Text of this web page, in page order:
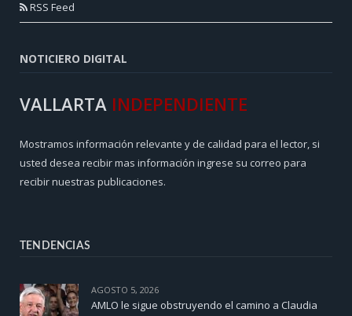
RSS Feed
NOTICIERO DIGITAL
VALLARTA INDEPENDIENTE
Mostramos información relevante y de calidad para el lector, si
usted desea recibir mas información ingrese su correo para
recibir nuestras publicaciones.
TENDENCIAS
AGOSTO 5, 2026
AMLO le sigue obstruyendo el camino a Claudia